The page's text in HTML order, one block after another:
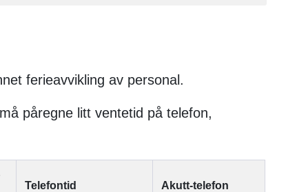
ferieavvikling av personal.
påregne litt ventetid på telefon,
Telefontid Akutt-telefon